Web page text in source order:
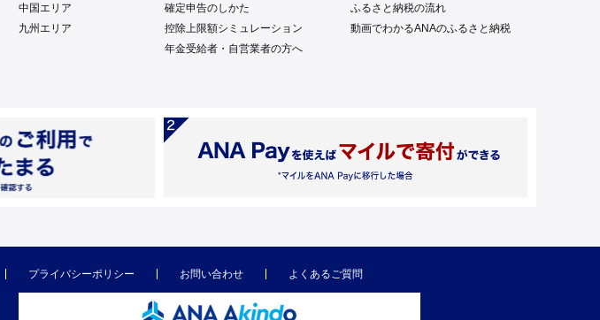
中国エリア
九州エリア
確定申告のしかた
ふるさと納税の流れ
控除上限額シミュレーション
動画でわかるANAのふるさと納税
年金受給者・自営業者の方へ
プライバシーポリシー お問い合わせ よくあるご質問